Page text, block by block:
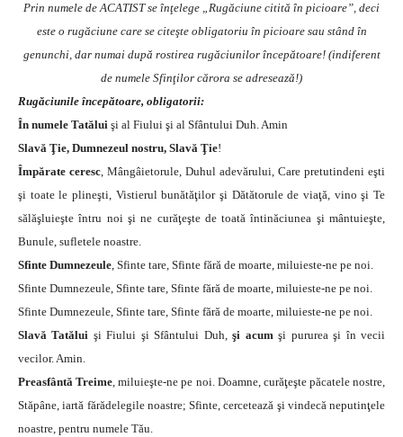
Prin numele de ACATIST se înţelege „Rugăciune citită în picioare”, deci
este o rugăciune care se citeşte obligatoriu în picioare sau stând în
genunchi, dar numai după rostirea rugăciunilor începătoare! (indiferent
de numele Sfinţilor cărora se adresează!)
Rugăciunile începătoare, obligatorii:
În numele Tatălui şi al Fiului şi al Sfântului Duh. Amin
Slavă Ţie, Dumnezeul nostru, Slavă Ţie!
Împărate ceresc, Mângâietorule, Duhul adevărului, Care pretutindeni eşti
şi toate le plineşti, Vistierul bunătăţilor şi Dătătorule de viaţă, vino şi Te
sălăşluieşte întru noi şi ne curăţeşte de toată întinăciunea şi mântuieşte,
Bunule, sufletele noastre.
Sfinte Dumnezeule, Sfinte tare, Sfinte fără de moarte, miluieste-ne pe noi.
Sfinte Dumnezeule, Sfinte tare, Sfinte fără de moarte, miluieste-ne pe noi.
Sfinte Dumnezeule, Sfinte tare, Sfinte fără de moarte, miluieste-ne pe noi.
Slavă Tatălui şi Fiului şi Sfântului Duh,şi acumşi pururea şi în vecii
vecilor. Amin.
Preasfântă Treime, miluieşte-ne pe noi. Doamne, curăţeşte păcatele nostre,
Stăpâne, iartă fărădelegile noastre; Sfinte, cercetează şi vindecă neputinţele
noastre, pentru numele Tău.